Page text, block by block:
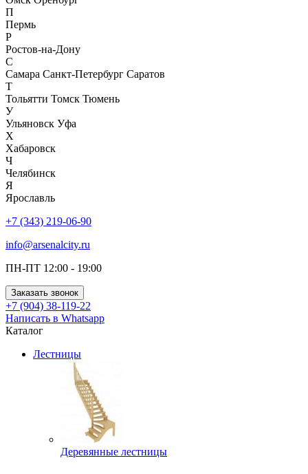
П
Пермь
Р
Ростов-на-Дону
С
Самара Санкт-Петербург Саратов
Т
Тольятти Томск Тюмень
У
Ульяновск Уфа
Х
Хабаровск
Ч
Челябинск
Я
Ярославль
+7 (343) 219-06-90
info@arsenalcity.ru
ПН-ПТ 12:00 - 19:00
Заказать звонок
+7 (904) 38-119-22
Написать в Whatsapp
Каталог
Лестницы
Деревянные лестницы